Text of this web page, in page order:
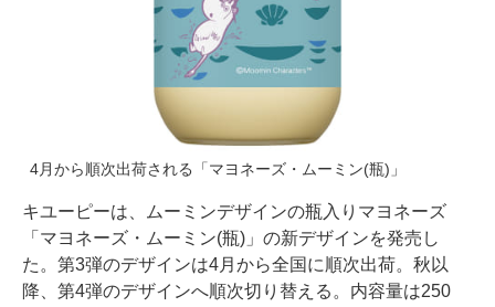
4月から順次出荷される「マヨネーズ・ムーミン(瓶)」
キユーピーは、ムーミンデザインの瓶入りマヨネーズ
「マヨネーズ・ムーミン(瓶)」の新デザインを発売し
た。第3弾のデザインは4月から全国に順次出荷。秋以
降、第4弾のデザインへ順次切り替える。内容量は250